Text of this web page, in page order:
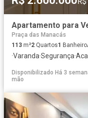
Praça das Manacás
113 m²2 Quartos1 Banheiro
·Varanda·Segurança·
Disponibilizado Há 3
mão